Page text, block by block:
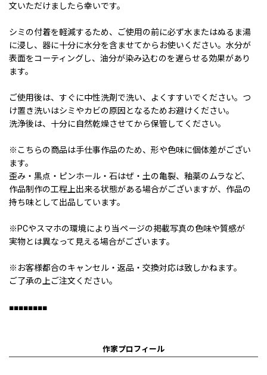
文いただけましたら幸いです。
シミの付着を軽減するため、ご使用の前に必ず水またはぬるま湯
に浸し、器に十分に水分を含ませてからお使いください。水分が
表面をコーティングし、油分が染み込むのを遅らせる効果があり
ます。
ご使用後は、すぐに中性洗剤で洗い、よくすすいでください。つ
け置き洗いはシミやカビの原因となるためお避けください。
洗浄後は、十分に自然乾燥させてから保管してください。
※こちらの商品は手仕事作品のため、形や色味に個体差がござい
ます。
歪み・黒点・ピンホール・石はぜ・土の亀裂、釉薬のムラなど、
作品制作の工程上出来る状態がある場合がございますが、作品の
持ち味として出品しています。
※PCやスマホの環境により当ページの掲載写真の色味や質感が
実物とは異なって見える場合がございます。
※お客様都合のキャンセル・返品・交換対応は致しかねます。
ご了承の上ご注文ください。
■■■■■■■■
作家プロフィール